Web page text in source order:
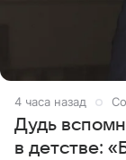
4 часа назад
Дудь
в детстве: